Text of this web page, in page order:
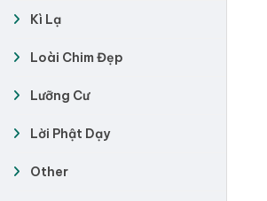
Kì Lạ
Loài Chim Đẹp
Lưỡng Cư
Lời Phật Dạy
Other